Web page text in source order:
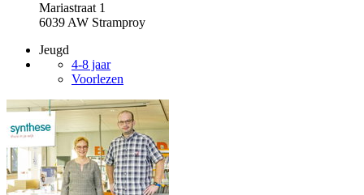
Mariastraat 1
6039 AW Stramproy
Jeugd
4-8 jaar
Voorlezen